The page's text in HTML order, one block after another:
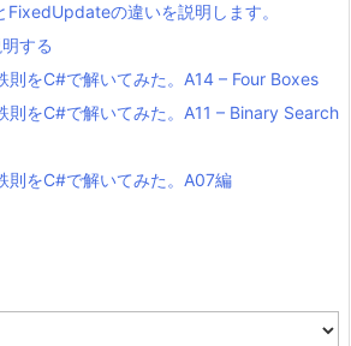
の違いを説明します。
する
則をC#で解いてみた。A14 – Four Boxes
則をC#で解いてみた。A11 – Binary Search
則をC#で解いてみた。A07編